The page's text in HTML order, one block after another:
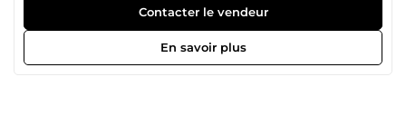
des documents clairs, modernes et percutants. Je suis
disponible et je travaille vite. Je ne laisse passer aucune
rendu visuel impeccable.
Contacter le vendeur
En savoir plus